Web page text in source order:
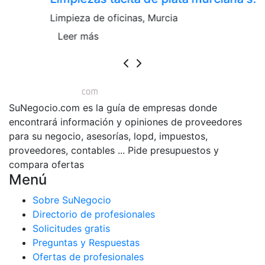
Limpieza de oficinas, Murcia
SuNegocio.com es la guía de empresas donde
encontrará información y opiniones de proveedores
para su negocio, asesorías, lopd, impuestos,
proveedores, contables ... Pide presupuestos y
compara ofertas
Menú
Sobre SuNegocio
Directorio de profesionales
Solicitudes gratis
Preguntas y Respuestas
Ofertas de profesionales